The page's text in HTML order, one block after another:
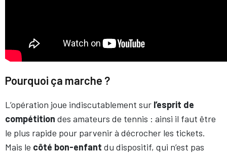
Pourquoi ça marche ?
L’opération joue indiscutablement sur l’esprit de
compétition des amateurs de tennis : ainsi il faut être
le plus rapide pour parvenir à décrocher les tickets.
Mais le côté bon-enfant du dispositif, qui n’est pas